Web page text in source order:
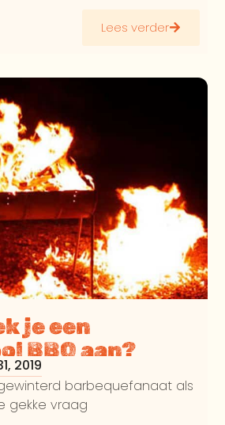
Lees verder
je een
BBQ aan?
2019
barbequefanaat als
gekke vraag